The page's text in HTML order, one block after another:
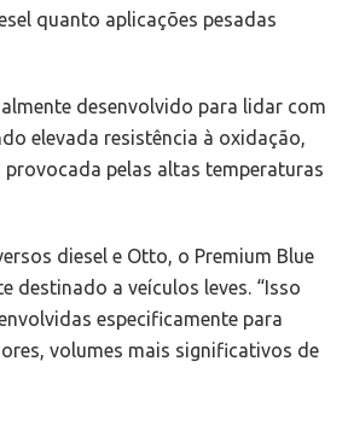
quanto aplicações pesadas
desenvolvido para lidar com
elevada resistência à oxidação,
pelas altas temperaturas
diesel e Otto, o Premium Blue
destinado a veículos leves. “Isso
especificamente para
volumes mais significativos de